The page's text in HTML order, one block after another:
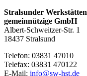
Stralsunder Werkstätten
gemeinnützige GmbH
Albert-Schweitzer-Str. 1
18437 Stralsund
Telefon: 03831 47010
Telefax: 03831 470122
E-Mail: info@sw-hst.de